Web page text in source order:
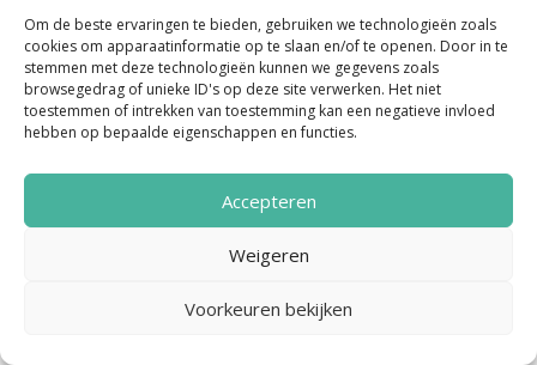
Om de beste ervaringen te bieden, gebruiken we technologieën zoals
cookies om apparaatinformatie op te slaan en/of te openen. Door in te
stemmen met deze technologieën kunnen we gegevens zoals
browsegedrag of unieke ID's op deze site verwerken. Het niet
toestemmen of intrekken van toestemming kan een negatieve invloed
hebben op bepaalde eigenschappen en functies.
Accepteren
Weigeren
Voorkeuren bekijken
Noordenveld Helpt © 2022 Ontwerp &
Realisatie:Media Totaal Noord